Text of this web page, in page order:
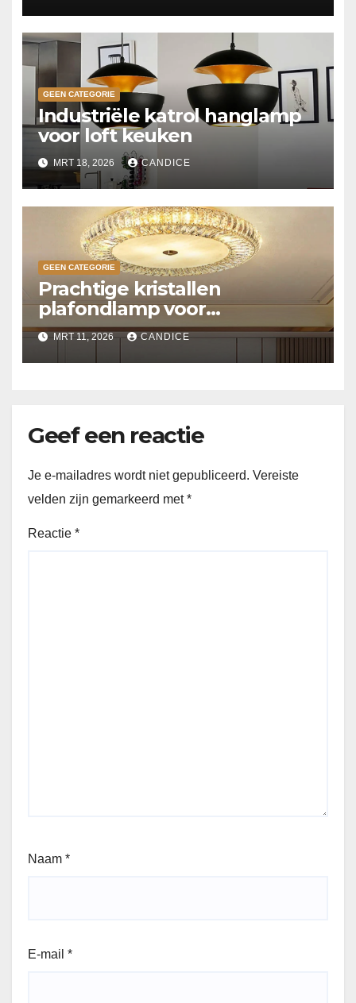
GEEN CATEGORIE
Industriële katrol hanglamp
voor loft keuken
MRT 18, 2026 CANDICE
GEEN CATEGORIE
Prachtige kristallen
plafondlamp voor
slaapkamer
MRT 11, 2026 CANDICE
Geef een reactie
Je e-mailadres wordt niet gepubliceerd. Vereiste
velden zijn gemarkeerd met*
Reactie *
Naam *
E-mail *